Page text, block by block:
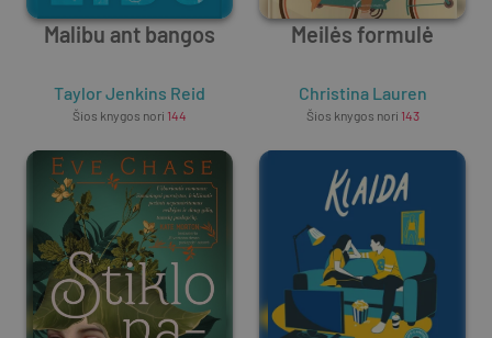
Malibu ant bangos
Taylor Jenkins Reid
Šios knygos nori 144
Meilės formulė
Christina Lauren
Šios knygos nori 143